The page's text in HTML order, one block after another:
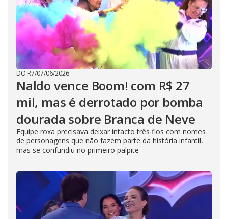
DO R7/07/06/2026
Naldo vence Boom! com R$ 27
mil, mas é derrotado por bomba
dourada sobre Branca de Neve
Equipe roxa precisava deixar intacto três fios com nomes
de personagens que não fazem parte da história infantil,
mas se confundiu no primeiro palpite